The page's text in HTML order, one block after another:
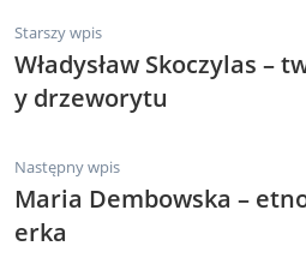
Starszy wpis
Władysław Skoczylas –
y drzeworytu
Następny wpis
Maria Dembowska –
erka